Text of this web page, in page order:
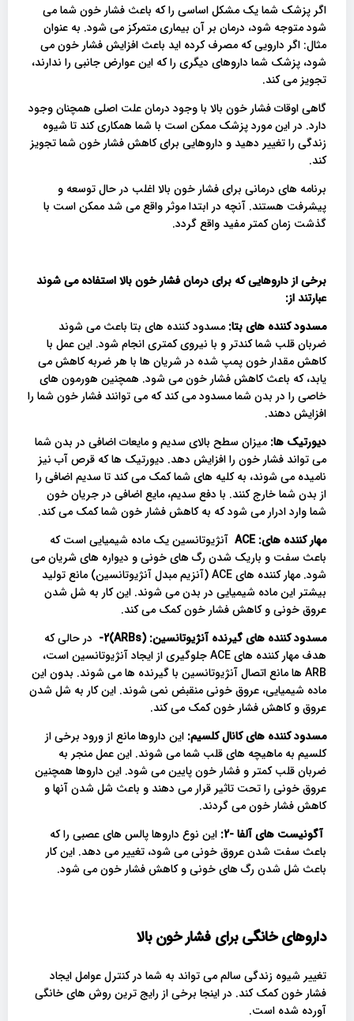
اگر پزشک شما یک مشکل اساسی را که باعث فشار خون شما می
شود متوجه شود، درمان بر آن بیماری متمرکز می شود. به عنوان
مثال: اگر دارویی که مصرف کرده اید باعث افزایش فشار خون می
شود، پزشک شما داروهای دیگری را که این عوارض جانبی را ندارند،
تجویز می کند.
گاهی اوقات فشار خون بالا با وجود درمان علت اصلی همچنان وجود
دارد. در این مورد پزشک ممکن است با شما همکاری کند تا شیوه
زندگی را تغییر دهید و داروهایی برای کاهش فشار خون شما تجویز
کند.
برنامه های درمانی برای فشار خون بالا اغلب در حال توسعه و
پیشرفت هستند. آنچه در ابتدا موثر واقع می شد ممکن است با
گذشت زمان کمتر مفید واقع گردد.
برخی از داروهایی که برای درمان فشار خون بالا استفاده می شوند
عبارتند از:
مسدود کننده های بتا: مسدود کننده های بتا باعث می شوند
ضربان قلب شما کندتر و با نیروی کمتری انجام شود. این عمل با
کاهش مقدار خون پمپ شده در شریان ها با هر ضربه کاهش می
یابد، که باعث کاهش فشار خون می شود. همچنین هورمون های
خاصی را در بدن شما مسدود می کند که می توانند فشار خون شما را
افزایش دهند.
دیورتیک ها: میزان سطح بالای سدیم و مایعات اضافی در بدن شما
می تواند فشار خون را افزایش دهد. دیورتیک ها که قرص آب نیز
نامیده می شوند، به کلیه های شما کمک می کند تا سدیم اضافی را
از بدن شما خارج کنند. با دفع سدیم، مایع اضافی در جریان خون
شما وارد ادرار می شود که به کاهش فشار خون شما کمک می کند.
مهار کننده های:
آنژیوتانسین یک ماده شیمیایی است که
باعث سفت و باریک شدن رگ های خونی و دیواره های شریان می
شود. مهار کننده های ACE (آنزیم مبدل آنژیوتانسین) مانع تولید
بیشتر این ماده شیمیایی در بدن می شوند. این کار به شل شدن
عروق خونی و کاهش فشار خون کمک می کند.
مسدود کننده های گیرنده آنژیوتانسین:
(ARBs)
2-
در حالی که
هدف مهار کننده های ACE جلوگیری از ایجاد آنژیوتانسین است،
ARB ها مانع اتصال آنژیوتانسین با گیرنده ها می شوند. بدون این
ماده شیمیایی، عروق خونی منقبض نمی شوند. این کار به شل شدن
عروق و کاهش فشار خون کمک می کند.
مسدود کننده های کانال کلسیم: این داروها مانع از ورود برخی از
کلسیم به ماهیچه های قلب شما می شوند. این عمل منجر به
ضربان قلب کمتر و فشار خون پایین می شود. این داروها همچنین
عروق خونی را تحت تاثیر قرار می دهند و باعث شل شدن آنها و
کاهش فشار خون می گردند.
آگونیست های آلفا -2:
این نوع داروها پالس های عصبی را که
باعث سفت شدن عروق خونی می شود، تغییر می دهد. این کار
باعث شل شدن رگ های خونی و کاهش فشار خون می شود.
داروهای خانگی برای فشار خون بالا
تغییر شیوه زندگی سالم می تواند به شما در کنترل عوامل ایجاد
فشار خون کمک کند. در اینجا برخی از رایج ترین روش های خانگی
آورده شده است.